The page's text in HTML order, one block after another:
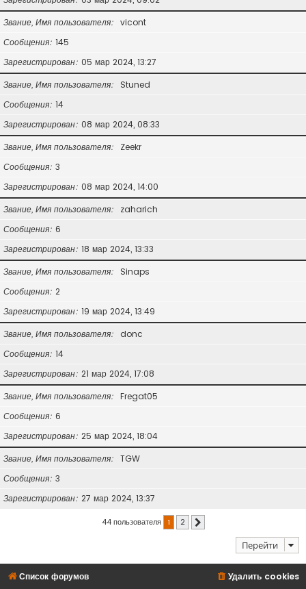
Звание, Имя пользователя
vicont
Сообщения 145
Зарегистрирован 05 мар 2024, 13:27
Звание, Имя пользователя
Stuned
Сообщения 14
Зарегистрирован 08 мар 2024, 08:33
Звание, Имя пользователя
Zeekr
Сообщения 3
Зарегистрирован 08 мар 2024, 14:00
Звание, Имя пользователя
zaharich
Сообщения 6
Зарегистрирован 18 мар 2024, 13:33
Звание, Имя пользователя
Sinaps
Сообщения 2
Зарегистрирован 19 мар 2024, 13:49
Звание, Имя пользователя
donc
Сообщения 14
Зарегистрирован 21 мар 2024, 17:08
Звание, Имя пользователя
Fregat05
Сообщения 6
Зарегистрирован 25 мар 2024, 18:04
Звание, Имя пользователя
TGW
Сообщения 3
Зарегистрирован 27 мар 2024, 13:37
44 пользователя 1 2
Перейти
Список форумов Удалить cookies